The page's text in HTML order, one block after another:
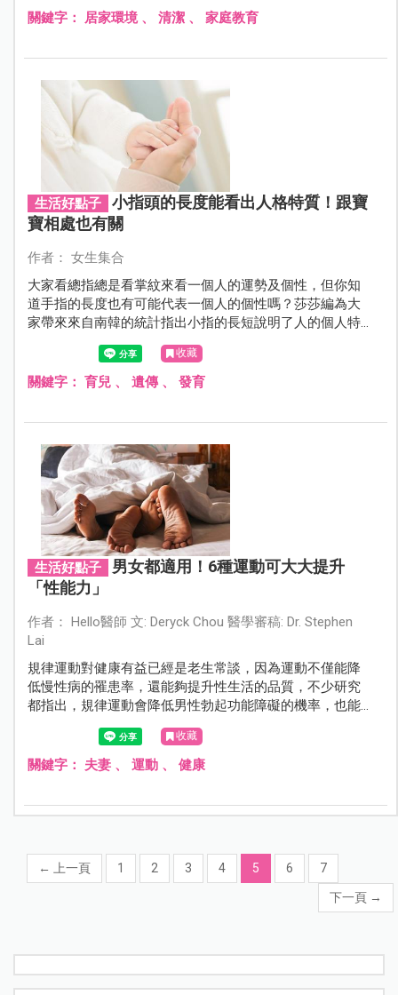
關鍵字： 居家環境、 清潔、 家庭教育
生活好點子
小指頭的長度能看出人格特質！跟寶
寶相處也有關
作者： 女生集合
大家看總指總是看掌紋來看一個人的運勢及個性，但你知
道手指的長度也有可能代表一個人的個性嗎？莎莎編為大
家帶來來自南韓的統計指出小指的長短說明了人的個人特
質喔，大家快看看自己和寶寶的手，一起來一探究竟吧～
收藏
關鍵字： 育兒、 遺傳、 發育
生活好點子
男女都適用！6種運動可大大提升
「性能力」
作者： Hello醫師 文: Deryck Chou 醫學審稿: Dr. Stephen
Lai
規律運動對健康有益已經是老生常談，因為運動不僅能降
低慢性病的罹患率，還能夠提升性生活的品質，不少研究
都指出，規律運動會降低男性勃起功能障礙的機率，也能
降低女性性功能障礙的風險，除此之外，《性醫學雜誌》
(The Journal of Sexual Medicine)的研究還發現，強度高的
有氧運動，更能夠增進男女的性功能、性慾和耐力。
收藏
關鍵字： 夫妻、 運動、 健康
← 上一頁 1 2 3 4 5 6 7
下一頁 →